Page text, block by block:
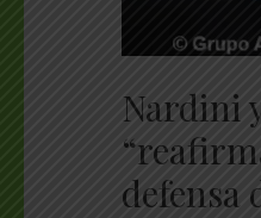
Nardini
defensa